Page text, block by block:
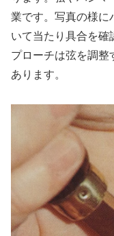
業です。写真の様に
いて当たり具合を確
プローチは弦を調整
あります。